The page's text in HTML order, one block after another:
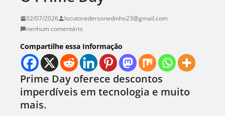
02/07/2026
locutoredersonedinho23@gmail.com
nenhum comentário
Compartilhe essa Informação
Prime Day oferece descontos
imperdíveis em tecnologia e muito
mais.